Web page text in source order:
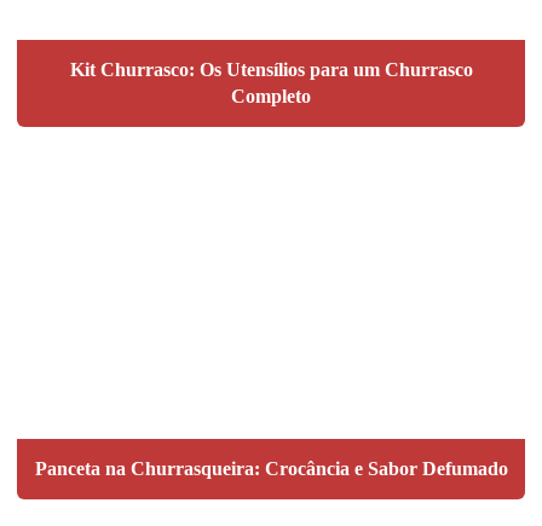
Kit Churrasco: Os Utensílios para um Churrasco
Completo
Panceta na Churrasqueira: Crocância e Sabor Defumado